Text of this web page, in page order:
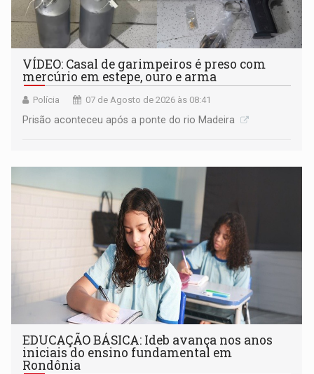
VÍDEO: Casal de garimpeiros é preso com
mercúrio em estepe, ouro e arma
Polícia 07 de Agosto de 2026 às 08:41
Prisão aconteceu após a ponte do rio Madeira
EDUCAÇÃO BÁSICA: Ideb avança nos anos
iniciais do ensino fundamental em
Rondônia